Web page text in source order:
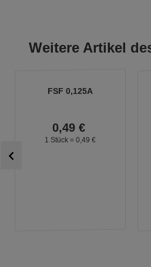
Weitere Artikel
FSF 0,125A
0,49 €
1 Stück = 0, 49 €